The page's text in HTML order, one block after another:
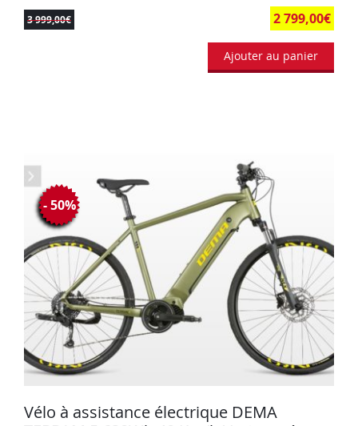
3 999,00€ 2 799,00€
Ajouter au panier
Vélo à assistance électrique DEMA
- 50%